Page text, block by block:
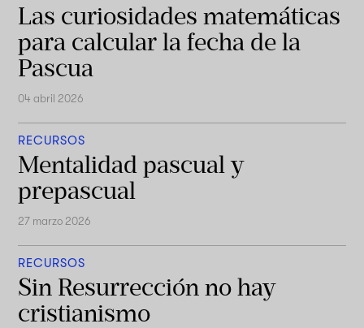
Las curiosidades matemáticas
para calcular la fecha de la
Pascua
04 abril 2026
RECURSOS
Mentalidad pascual y
prepascual
27 marzo 2026
RECURSOS
Sin Resurrección no hay
cristianismo